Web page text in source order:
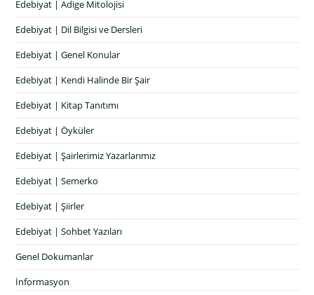
Edebiyat | Adige Mitolojisi
Edebiyat | Dil Bilgisi ve Dersleri
Edebiyat | Genel Konular
Edebiyat | Kendi Halinde Bir Şair
Edebiyat | Kitap Tanıtımı
Edebiyat | Öyküler
Edebiyat | Şairlerimiz Yazarlarımız
Edebiyat | Semerko
Edebiyat | Şiirler
Edebiyat | Sohbet Yazıları
Genel Dokumanlar
İnformasyon